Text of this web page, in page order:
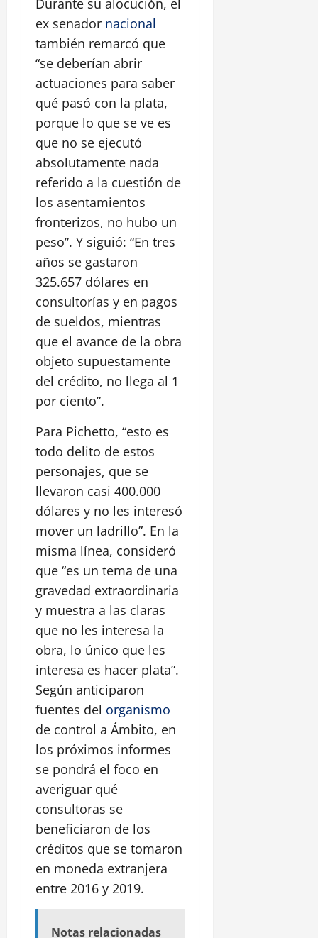
Durante su alocución, el
ex senador nacional
también remarcó que
“se deberían abrir
actuaciones para saber
qué pasó con la plata,
porque lo que se ve es
que no se ejecutó
absolutamente nada
referido a la cuestión de
los asentamientos
fronterizos, no hubo un
peso”. Y siguió: “En tres
años se gastaron
325.657 dólares en
consultorías y en pagos
de sueldos, mientras
que el avance de la obra
objeto supuestamente
del crédito, no llega al 1
por ciento”.
Para Pichetto, “esto es
todo delito de estos
personajes, que se
llevaron casi 400.000
dólares y no les interesó
mover un ladrillo”. En la
misma línea, consideró
que “es un tema de una
gravedad extraordinaria
y muestra a las claras
que no les interesa la
obra, lo único que les
interesa es hacer plata”.
Según anticiparon
fuentes del organismo
de control a Ámbito, en
los próximos informes
se pondrá el foco en
averiguar qué
consultoras se
beneficiaron de los
créditos que se tomaron
en moneda extranjera
entre 2016 y 2019.
Notas relacionadas